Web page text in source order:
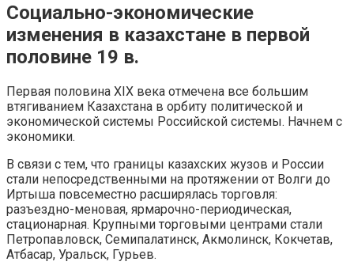
Социально-экономические
изменения в казахстане в первой
половине 19 в.
Первая половина XIX века отмечена все большим
втягиванием Казахстана в орбиту политической и
экономической системы Российской системы. Начнем с
экономики.
В связи с тем, что границы казахских жузов и России
стали непосредственными на протяжении от Волги до
Иртыша повсеместно расширялась торговля:
разъездно-меновая, ярмарочно-периодическая,
стационарная. Крупными торговыми центрами стали
Петропавловск, Семипалатинск, Акмолинск, Кокчетав,
Атбасар, Уральск, Гурьев.